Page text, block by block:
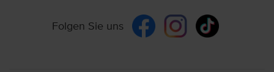
Folgen Sie uns